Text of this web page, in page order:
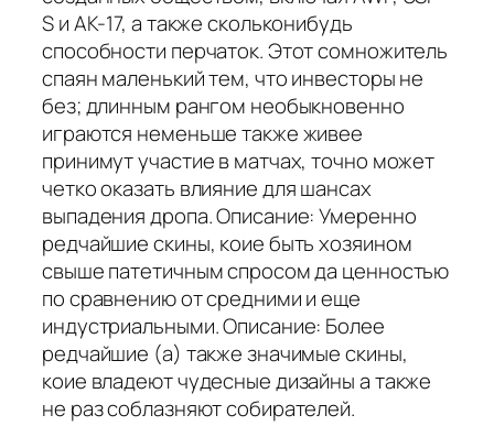
S и AK-17, а также скольконибудь
способности перчаток. Этот сомножитель
спаян маленький тем, что инвесторы не
без; длинным рангом необыкновенно
играются неменьше также живее
принимут участие в матчах, точно может
четко оказать влияние для шансах
выпадения дропа. Описание: Умеренно
редчайшие скины, коие быть хозяином
свыше патетичным спросом да ценностью
по сравнению от средними и еще
индустриальными. Описание: Более
редчайшие (а) также значимые скины,
коие владеют чудесные дизайны а также
не раз соблазняют собирателей.